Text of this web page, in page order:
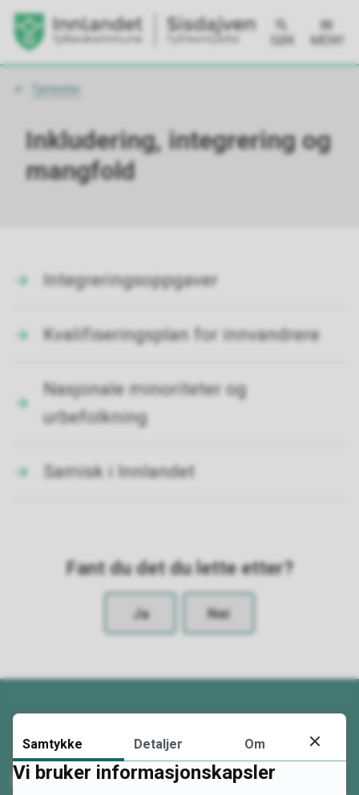
SØK MENY
Du
Tjenester
Inkludering, integrering og
mangfold
Integreringsoppgaver
Kvalifiseringsplan for innvandrere
Nasjonale minoriteter og
urbefolkning
Samisk i Innlandet
Fant du det du lette etter?
Ja Nei
Kontakt oss
Samtykke Detaljer Om
Vi bruker informasjonskapsler